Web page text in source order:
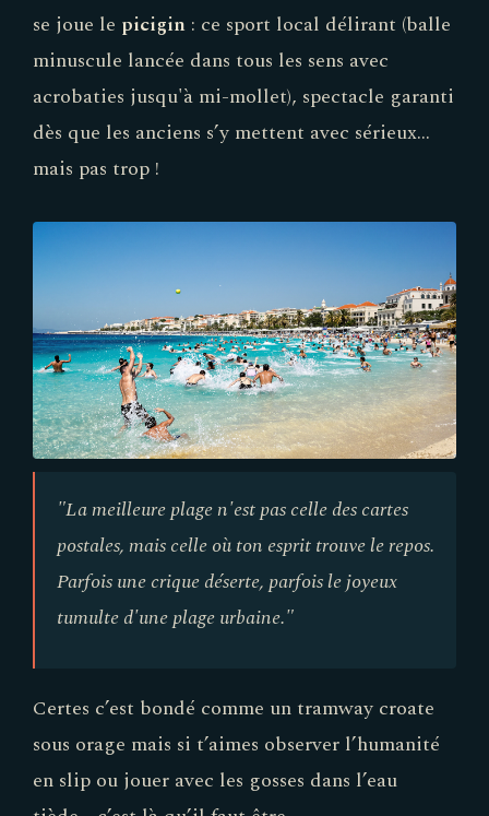
se joue le picigin : ce sport local délirant (balle
minuscule lancée dans tous les sens avec
acrobaties jusqu'à mi-mollet), spectacle garanti
dès que les anciens s’y mettent avec sérieux…
mais pas trop !
"La meilleure plage n'est pas celle des cartes
postales, mais celle où ton esprit trouve le repos.
Parfois une crique déserte, parfois le joyeux
tumulte d'une plage urbaine."
Certes c’est bondé comme un tramway croate
sous orage mais si t’aimes observer l’humanité
en slip ou jouer avec les gosses dans l’eau